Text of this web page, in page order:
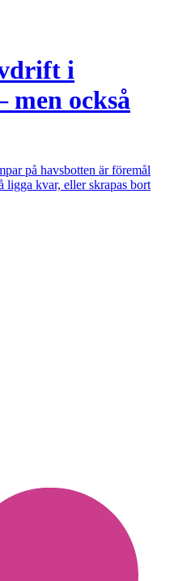
i
men också
på havsbotten är föremål
ligga kvar, eller skrapas bort